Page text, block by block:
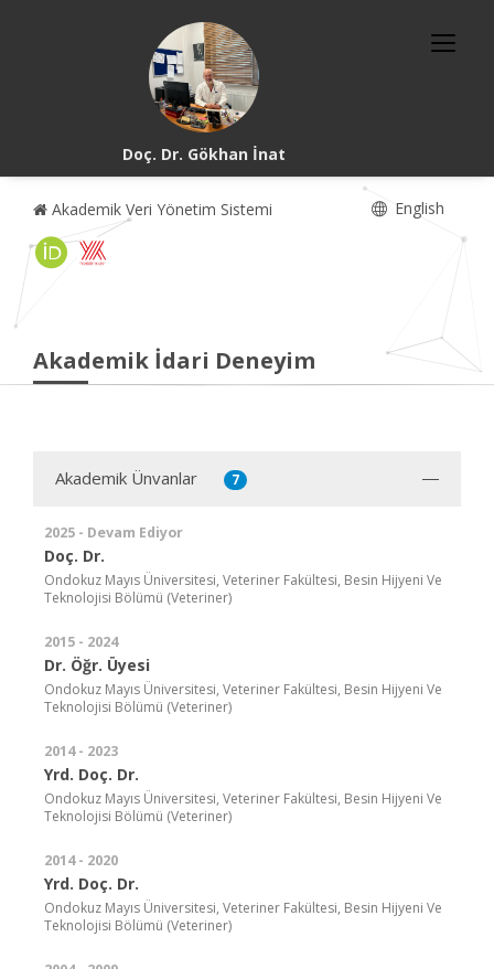
Doç. Dr. Gökhan İnat
Akademik Veri Yönetim Sistemi English
Akademik İdari Deneyim
Akademik Ünvanlar 7
2025 - Devam Ediyor
Doç. Dr.
Ondokuz Mayıs Üniversitesi, Veteriner Fakültesi, Besin Hijyeni Ve
Teknolojisi Bölümü (Veteriner)
2015 - 2024
Dr. Öğr. Üyesi
Ondokuz Mayıs Üniversitesi, Veteriner Fakültesi, Besin Hijyeni Ve
Teknolojisi Bölümü (Veteriner)
2014 - 2023
Yrd. Doç. Dr.
Ondokuz Mayıs Üniversitesi, Veteriner Fakültesi, Besin Hijyeni Ve
Teknolojisi Bölümü (Veteriner)
2014 - 2020
Yrd. Doç. Dr.
Ondokuz Mayıs Üniversitesi, Veteriner Fakültesi, Besin Hijyeni Ve
Teknolojisi Bölümü (Veteriner)